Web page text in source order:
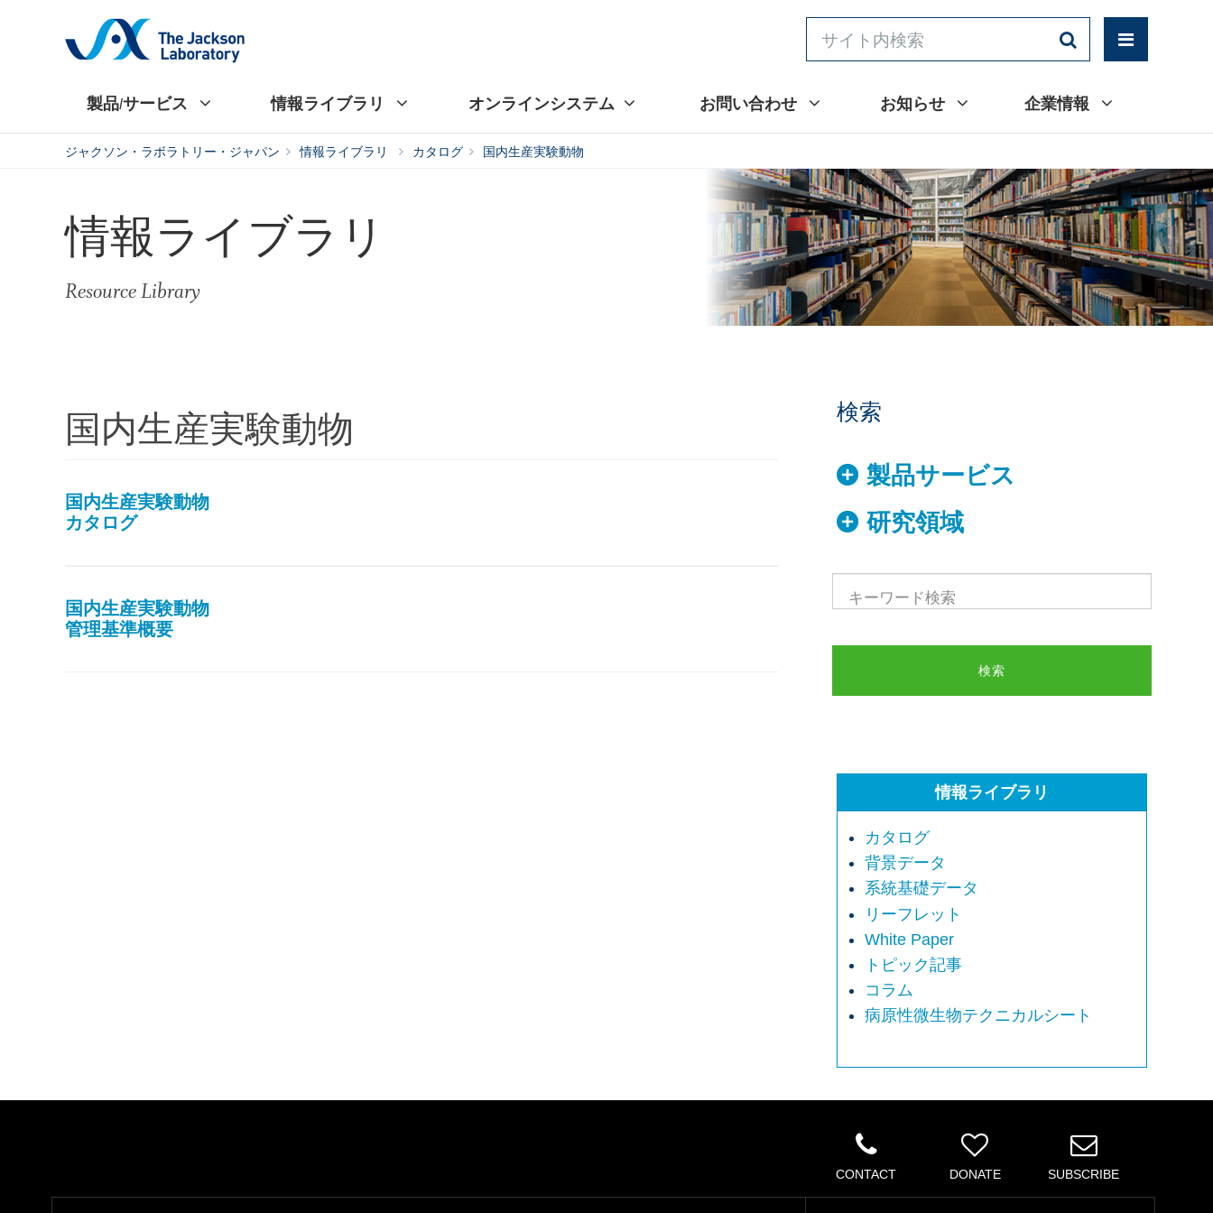
製品/サービス 情報ライブラリ オンラインシステム お問い合わせ お知らせ 企業情報
ジャクソン・ラボラトリー・ジャパン 情報ライブラリ カタログ 国内生産実験動物
情報ライブラリ
Resource Library
国内生産実験動物
国内生産実験動物
カタログ
国内生産実験動物
管理基準概要
検索
製品サービス
研究領域
情報ライブラリ
カタログ
背景データ
系統基礎データ
リーフレット
White Paper
トピック記事
コラム
病原性微生物テクニカルシート
CONTACT DONATE SUBSCRIBE